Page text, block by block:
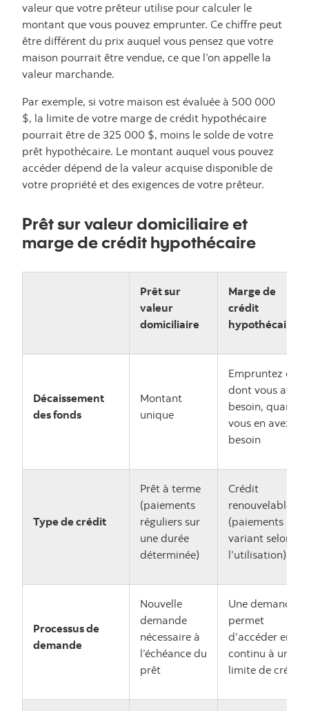
valeur que votre prêteur utilise pour calculer le
montant que vous pouvez emprunter. Ce chiffre peut
être différent du prix auquel vous pensez que votre
maison pourrait être vendue, ce que l’on appelle la
valeur marchande.
Par exemple, si votre maison est évaluée à 500 000
$, la limite de votre marge de crédit hypothécaire
pourrait être de 325 000 $, moins le solde de votre
prêt hypothécaire. Le montant auquel vous pouvez
accéder dépend de la valeur acquise disponible de
votre propriété et des exigences de votre prêteur.
Prêt sur valeur domiciliaire et
marge de crédit hypothécaire
Prêt sur
valeur
domiciliaire
Marge de
crédit
hypothécaire
Décaissement
des fonds
Montant
unique
Empruntez ce
dont vous avez
besoin, quand
vous en avez
besoin
Type de crédit
Prêt à terme
(paiements
réguliers sur
une durée
déterminée)
Crédit
renouvelable
(paiements
variant selon
l’utilisation)
Processus de
demande
Nouvelle
demande
nécessaire à
l’échéance du
prêt
Une demande
permet
d’accéder en
continu à une
limite de crédit